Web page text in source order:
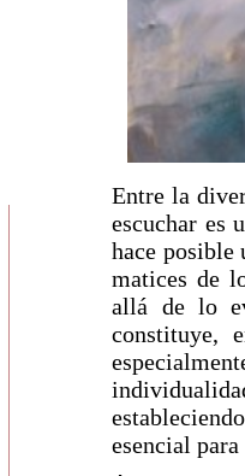
Entre la
escuchar es
hace posible
matices de
allá de lo
constituye,
esencial